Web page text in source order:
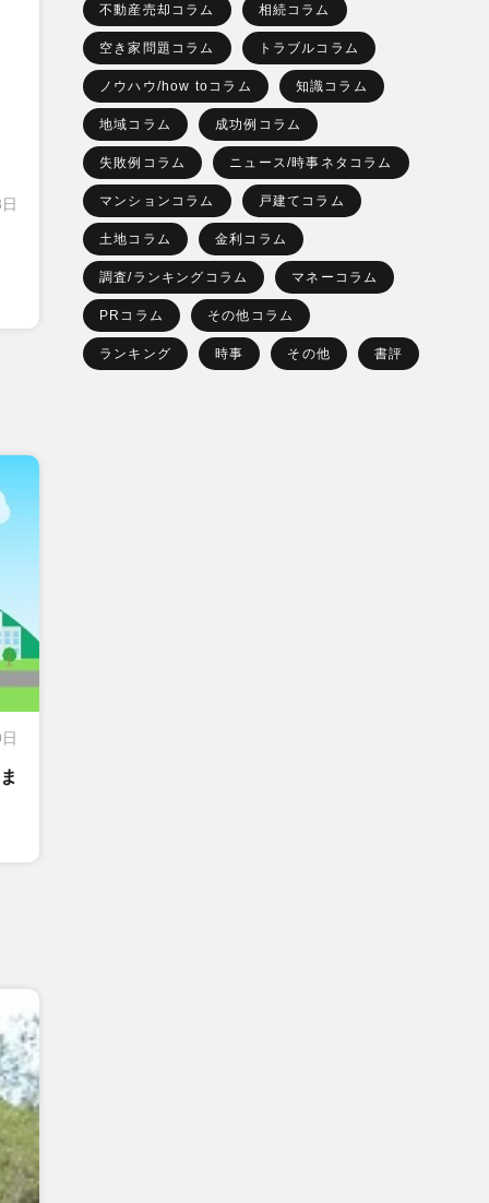
不動産売却コラム 相続コラム
空き家問題コラム トラブルコラム
ノウハウ/how toコラム 知識コラム
地域コラム 成功例コラム
失敗例コラム ニュース/時事ネタコラム
マンションコラム 戸建てコラム
土地コラム 金利コラム
調査/ランキングコラム マネーコラム
PRコラム その他コラム
ランキング 時事 その他 書評